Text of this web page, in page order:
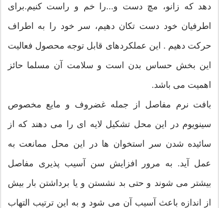
دهد که زانو، مچ دست و...را خم و راست کنیم.برای
اطرفیان خود دست تکان دهیم، سر خود را به اطراف
حرکت دهیم . این عملکردهای قابل توجه محصول فعالیت
این بخش حساس بدن است و سلامت آن مسلما حائز
اهمیت می باشد.
بافت نرم مفاصل از جمله غضروف و مایع مخصوص
سینویوم در این محل تشکیل لایه ای را می دهند که از
سائیده شدن سر استخوان ها در این محل ممانعت به
عمل آید. به مرور افزایش سن آسیب پذیری مفاصل
بیشتر می شوند و حتی بد نشستن و یا برداشتن بار بیش
از اندازه باعث آسیب آن می شود و به این ترتیب التهاب